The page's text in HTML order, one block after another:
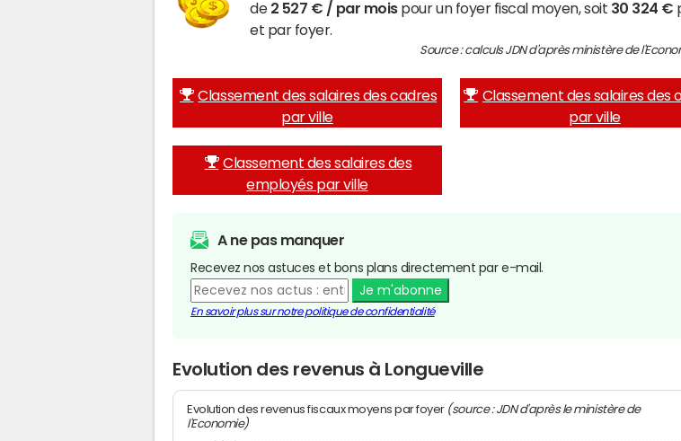
de 2 527 € / par moispour un foyer fiscal moyen, soit 30 324 €
et par foyer.
Source : calculs JDN d'après ministère de
Classement des salaires des cadres
par ville
Classement des salaires des
par ville
Classement des salaires des
employés par ville
A ne pas manquer
Recevez nos astuces et bons plans directement par e-mail.
Je m'abonne
En savoir plus sur notre politique de confidentialité
Evolution des revenus à Longueville
Evolution des revenus fiscaux moyens par foyer (source : JDN d'après le ministère de
l'Economie)